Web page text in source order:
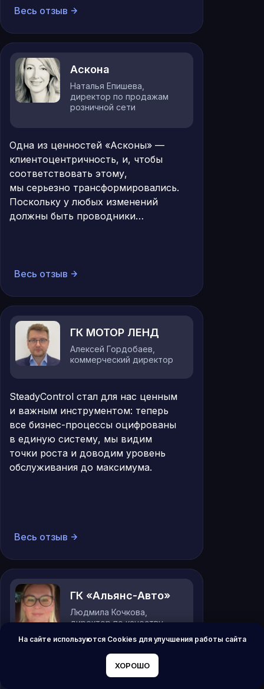
На сайте используются Cookies для улучшения работы сайта
ХОРОШО
Весь отзыв
Весь отзыв
Одна из ценностей «Асконы» —
клиентоцентричность, и, чтобы
соответствовать этому,
мы серьезно трансформировались.
Поскольку у любых изменений
должны быть проводники…
Наталья Епишева,
директор по продажам
розничной сети
Аскона
Весь отзыв
SteadyControl стал для нас ценным
и важным инструментом: теперь
все бизнес-процессы оцифрованы
в единую систему, мы видим
точки роста и доводим уровень
обслуживания до максимума.
Алексей Гордобаев,
коммерческий директор
ГК МОТОР ЛЕНД
В результате внедрения системы
средние показатели работы
Людмила Кочкова,
директор по качеству
ГК «Альянс-Авто»